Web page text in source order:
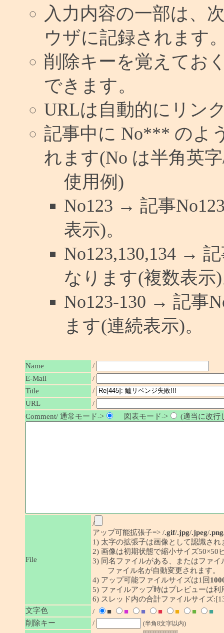
入力内容の一部は、
ウザに記録されます
削除キーを覚えてお
できます。
URLは自動的にリン
記事中に No*** のよ
れます(No は半角英
使用例)
No123 → 記事
表示)。
No123,130,134 →
なります(複数表示
No123-130 → 記事
ます(連続表示)。
Name
/
E-Mail
/
Title
/
URL
/
Comment/ 通常モード->
図表モード-> (適当に改行
File
/
アップ可能拡張子=> /.gif/.jpg/.jpeg/.png
1) 太字の拡張子は画像として認識され
2) 画像は初期状態で縮小サイズ50×50
3) 同名ファイルがある、またはファ
ファイル名が自動変更されます。
4) アップ可能ファイルサイズは1回
5) ファイルアップ時はプレビューは利
6) スレッド内の合計ファイルサイズ
文字色
/ ■ ■ ■ ■ ■ ■
■
削除キー
/ (半角8文字以内)